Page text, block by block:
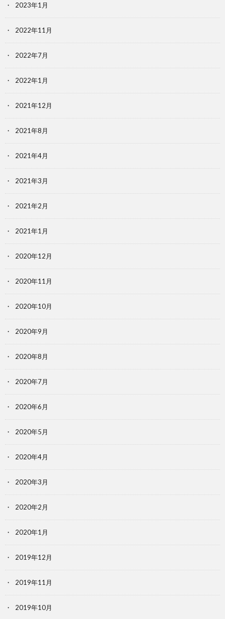
2023年1月
2022年11月
2022年7月
2022年1月
2021年12月
2021年8月
2021年4月
2021年3月
2021年2月
2021年1月
2020年12月
2020年11月
2020年10月
2020年9月
2020年8月
2020年7月
2020年6月
2020年5月
2020年4月
2020年3月
2020年2月
2020年1月
2019年12月
2019年11月
2019年10月